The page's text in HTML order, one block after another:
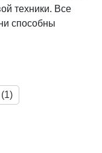
техники. Все
способны